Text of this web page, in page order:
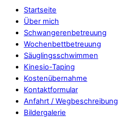
Startseite
Über mich
Schwangerenbetreuung
Wochenbettbetreuung
Säuglingsschwimmen
Kinesio-Taping
Kostenübernahme
Kontaktformular
Anfahrt / Wegbeschreibung
Bildergalerie